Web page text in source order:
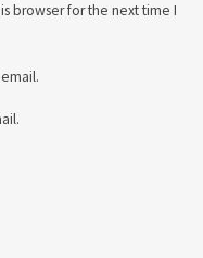
browser for the next time I